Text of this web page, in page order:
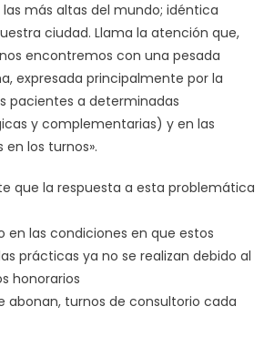
más altas del mundo; idéntica
ciudad. Llama la atención que,
encontremos con una pesada
expresada principalmente por la
pacientes a determinadas
y complementarias) y en las
los turnos».
que la respuesta a esta problemática
en las condiciones en que estos
prácticas ya no se realizan debido al
honorarios
abonan, turnos de consultorio cada